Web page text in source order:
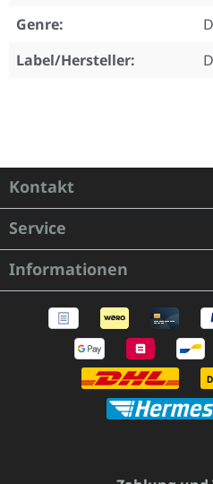
Genre:
Label/Hersteller:
Kontakt
Service
Informationen